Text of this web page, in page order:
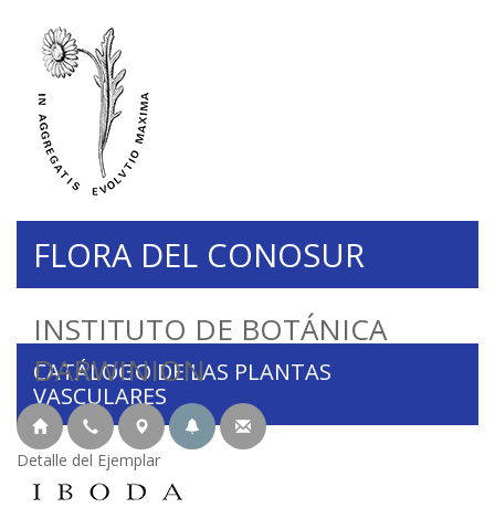
INSTITUTO DE BOTÁNICA
DARWINION
FLORA DEL CONOSUR
CATÁLOGO DE LAS PLANTAS
VASCULARES
Detalle del Ejemplar